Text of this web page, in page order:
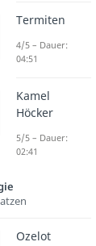
die beiden
zwei
drei.
Achtung:
drei
Termiten
4/5 – Dauer:
04:51
Kamel
Höcker
5/5 – Dauer:
02:41
Ozelot